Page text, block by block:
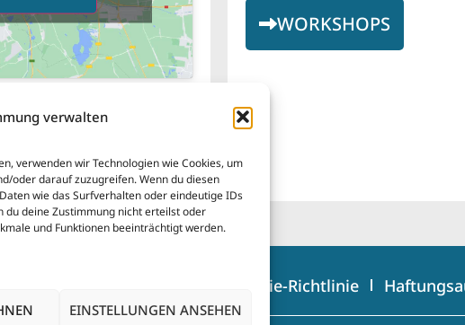
verwalten
verwenden wir Technologien wie Cookies, um
oder darauf zuzugreifen. Wenn du diesen
wie das Surfverhalten oder eindeutige IDs
du deine Zustimmung nicht erteilst oder
und Funktionen beeinträchtigt werden.
EINSTELLUNGEN ANSEHEN
WORKSHOPS
Cookie-Richtlinie